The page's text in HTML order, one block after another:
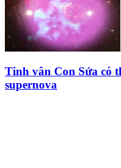
Tinh vân Con Sứa có
supernova